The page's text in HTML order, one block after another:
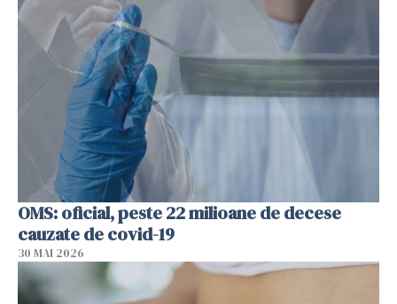
OMS: oficial, peste 22 milioane de decese
cauzate de covid-19
30 MAI 2026